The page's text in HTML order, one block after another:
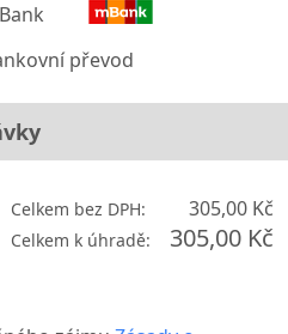
převod
Celkem bez DPH: 305,00 Kč
Celkem k úhradě: 305,00 Kč